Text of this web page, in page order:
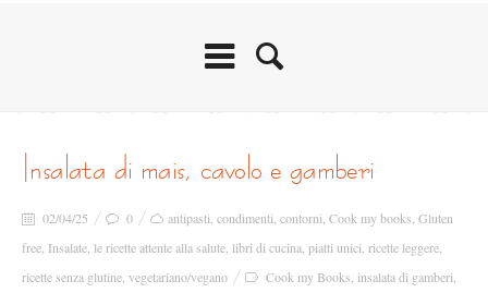
insalata di mais, cavolo e gamberi
02/04/25 0 antipasti condimenti contorni Cook my books Gluten
free Insalate le ricette attente alla salute libri di cucina piatti unici ricette leggere
ricette senza glutine vegetariano/vegano Cook my Books insalata di gamberi